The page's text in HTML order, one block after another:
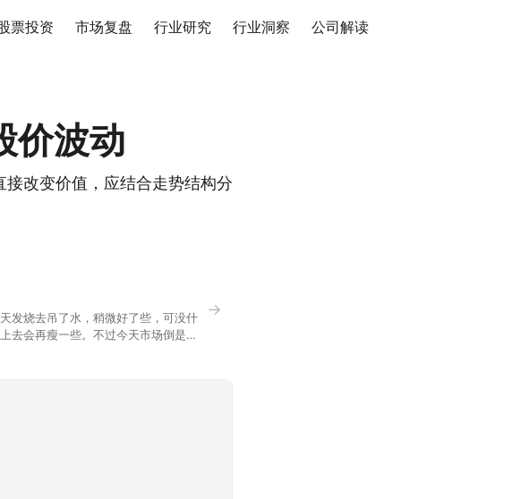
票投资 市场复盘 行业研究 行业洞察 公司解读
价波动
改变价值，应结合走势结构分
发烧去吊了水，稍微好了些，可没什
去会再瘦一些。不过今天市场倒是蛮
→